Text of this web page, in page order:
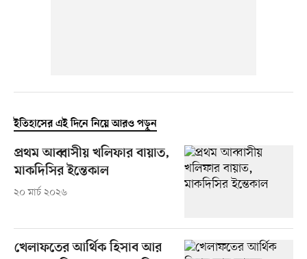
ইতিহাসের এই দিনে নিয়ে আরও পড়ুন
প্রথম আব্বাসীয় খলিফার বায়াত,
মাকদিসির ইন্তেকাল
২০ মার্চ ২০২৬
খেলাফতের আর্থিক হিসাব আর